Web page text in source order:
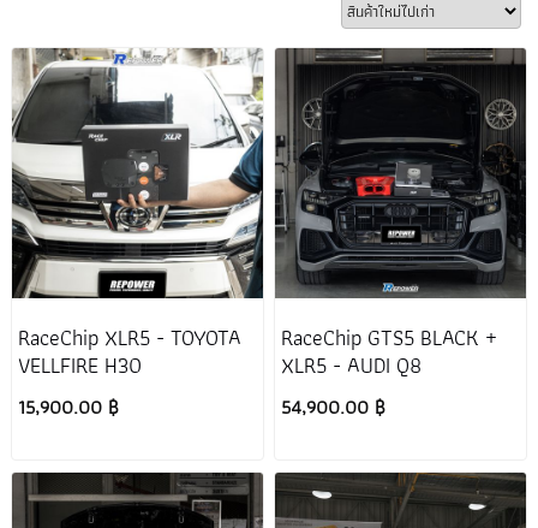
RaceChip XLR5 - TOYOTA
VELLFIRE H30
15,900.00 ฿
RaceChip GTS5 BLACK +
XLR5 - AUDI Q8
54,900.00 ฿